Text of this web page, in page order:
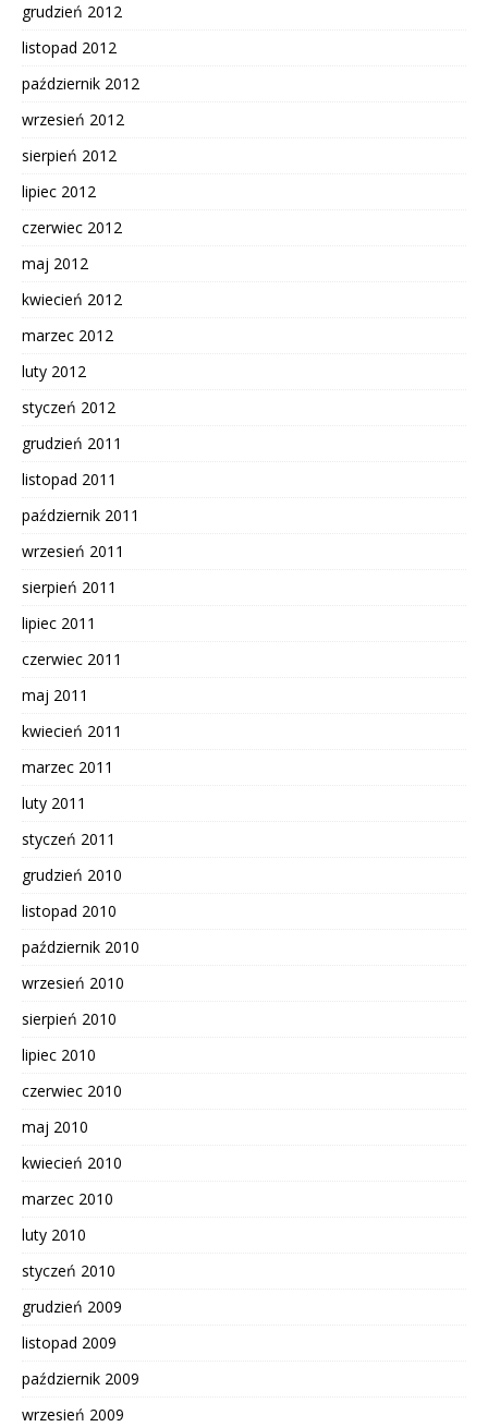
grudzień 2012
listopad 2012
październik 2012
wrzesień 2012
sierpień 2012
lipiec 2012
czerwiec 2012
maj 2012
kwiecień 2012
marzec 2012
luty 2012
styczeń 2012
grudzień 2011
listopad 2011
październik 2011
wrzesień 2011
sierpień 2011
lipiec 2011
czerwiec 2011
maj 2011
kwiecień 2011
marzec 2011
luty 2011
styczeń 2011
grudzień 2010
listopad 2010
październik 2010
wrzesień 2010
sierpień 2010
lipiec 2010
czerwiec 2010
maj 2010
kwiecień 2010
marzec 2010
luty 2010
styczeń 2010
grudzień 2009
listopad 2009
październik 2009
wrzesień 2009